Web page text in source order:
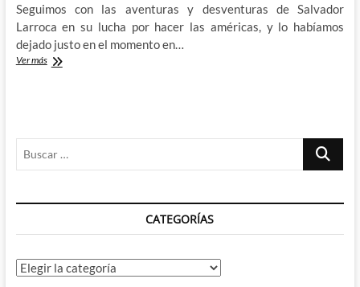
Parte
Seguimos con las aventuras y desventuras de Salvador
Larroca en su lucha por hacer las américas, y lo habíamos
dejado justo en el momento en…
Ver másCurrando
Buscar
CATEGORÍAS
Categorías